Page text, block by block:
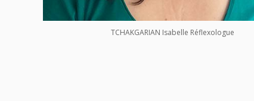
TCHAKGARIAN Isabelle Réflexologue